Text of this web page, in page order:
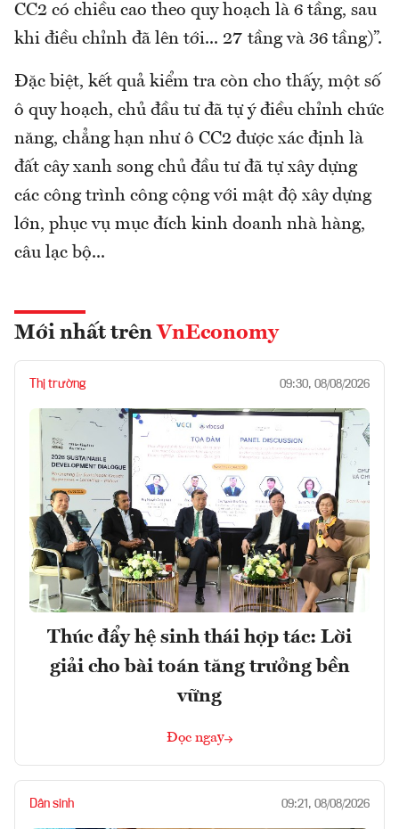
CC2 có chiều cao theo quy hoạch là 6 tầng, sau
khi điều chỉnh đã lên tới... 27 tầng và 36 tầng)”.
Đặc biệt, kết quả kiểm tra còn cho thấy, một số
ô quy hoạch, chủ đầu tư đã tự ý điều chỉnh chức
năng, chẳng hạn như ô CC2 được xác định là
đất cây xanh song chủ đầu tư đã tự xây dựng
các công trình công cộng với mật độ xây dựng
lớn, phục vụ mục đích kinh doanh nhà hàng,
câu lạc bộ...
Mới nhất trên VnEconomy
Thị trường 09:30, 08/08/2026
Thúc đẩy hệ sinh thái hợp tác: Lời
giải cho bài toán tăng trưởng bền
vững
Đọc ngay
Dân sinh 09:21, 08/08/2026